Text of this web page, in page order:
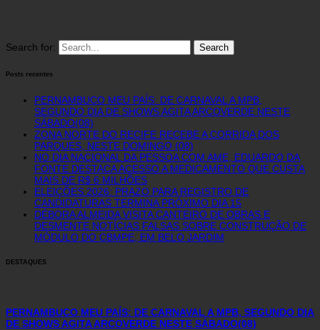
Search for:
Posts recentes
PERNAMBUCO MEU PAÍS: DE CARNAVAL A MPB,
SEGUNDO DIA DE SHOWS AGITA ARCOVERDE NESTE
SÁBADO(08)
ZONA NORTE DO RECIFE RECEBE A CORRIDA DOS
PARQUES, NESTE DOMINGO (08)
NO DIA NACIONAL DA PESSOA COM AME, EDUARDO DA
FONTE DESTACA ACESSO A MEDICAMENTO QUE CUSTA
MAIS DE R$ 6 MILHÕES
ELEIÇÕES 2026: PRAZO PARA REGISTRO DE
CANDIDATURAS TERMINA PRÓXIMO DIA 15
DÉBORA ALMEIDA VISITA CANTEIRO DE OBRAS E
DESMENTE NOTÍCIAS FALSAS SOBRE CONSTRUÇÃO DE
MÓDULO DO CBMPE, EM BELO JARDIM
DESTAQUES
PERNAMBUCO MEU PAÍS: DE CARNAVAL A MPB, SEGUNDO DIA
DE SHOWS AGITA ARCOVERDE NESTE SÁBADO(08)